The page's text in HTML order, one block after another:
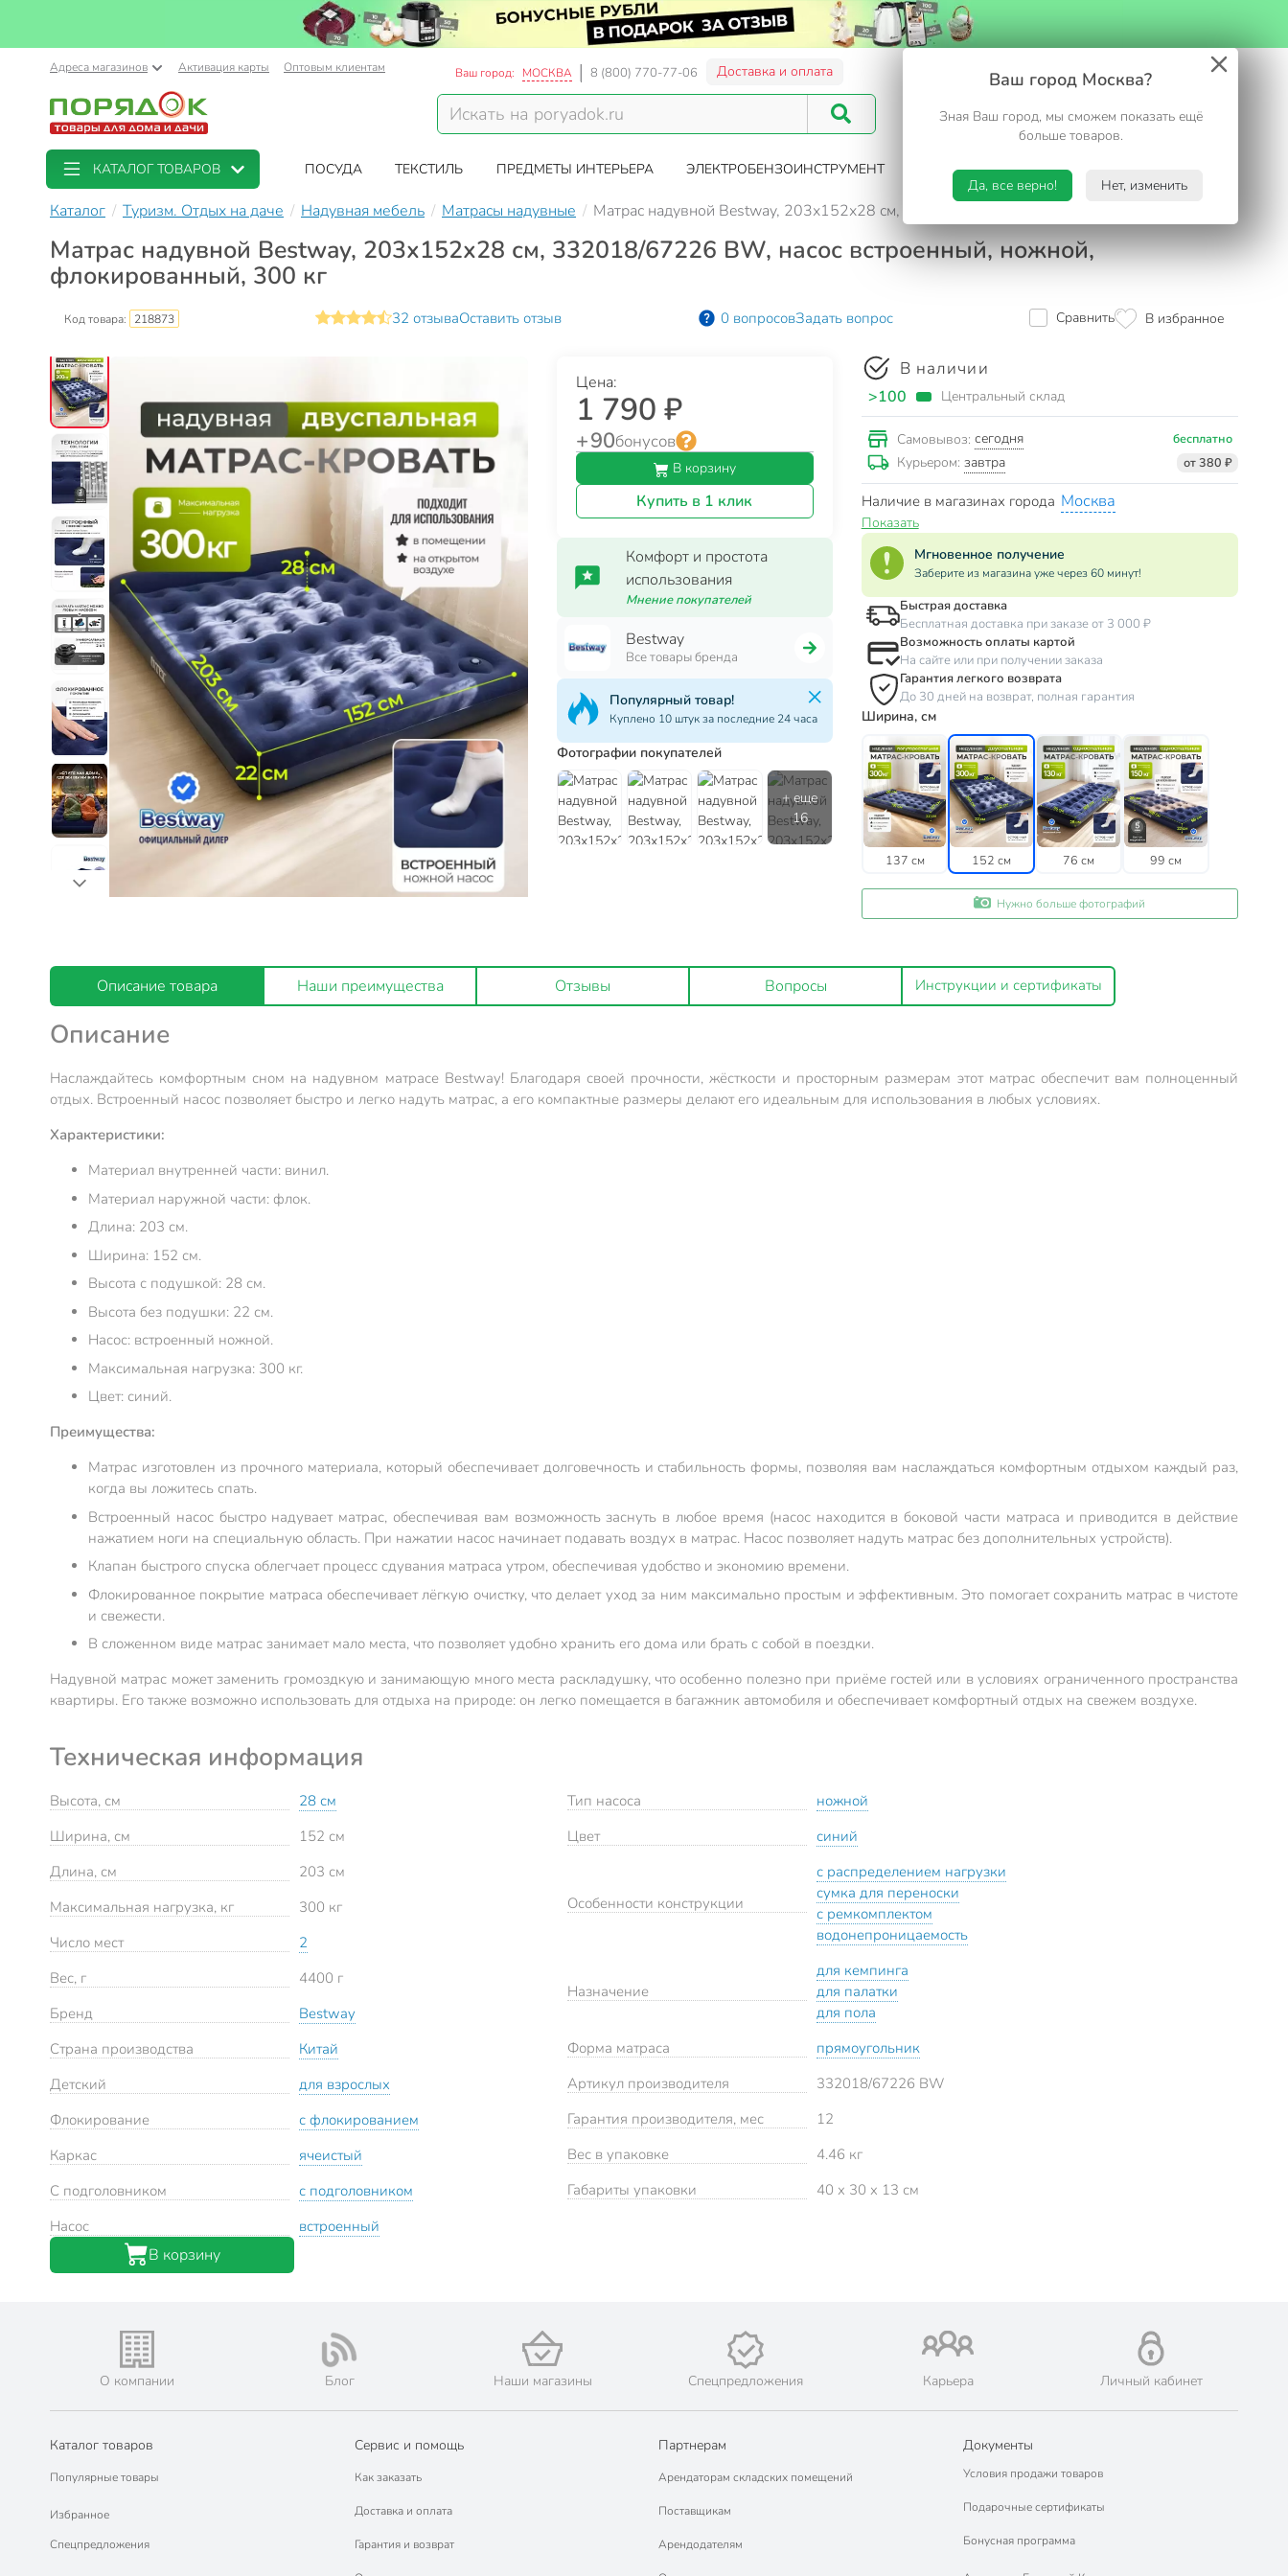
Ваш город Москва?
Зная Ваш город, мы сможем показать ещё
больше товаров.
Да, все верно! Нет, изменить
Адреса магазинов Активация карты Оптовым клиентам Ваш город: МОСКВА 8 (800) 770-77-06 Доставка и оплата
Корзина
КАТАЛОГ ТОВАРОВ ПОСУДА ТЕКСТИЛЬ ПРЕДМЕТЫ ИНТЕРЬЕРА ЭЛЕКТРОБЕНЗОИНСТРУМЕНТ САД И ОГОРОД ТУРИЗМ. ОТДЫХ НА ДАЧЕ
Каталог Туризм. Отдых на даче Надувная мебель Матрасы надувные Матрас надувной Bestway, 203х152х28 см, 332018/67226 BW, насос встроенный, ножной,
Матрас надувной Bestway, 203х152х28 см, 332018/67226 BW, насос встроенный, ножной,
флокированный, 300 кг
Код товара: 218873 32 отзываОставить отзыв 0 вопросовЗадать вопрос Сравнить В избранное
Цена:
1 790 ₽
+ 90бонусов
В корзину
Купить в 1 клик
Комфорт и простота
использования
Мнение покупателей
Bestway
Все товары бренда
Популярный товар!
Куплено 10 штук за последние 24 часа
Фотографии покупателей
В наличии
>100 Центральный склад
Самовывоз: сегодня бесплатно
Курьером: завтра от 380 ₽
Наличие в магазинах города Москва
Показать
Мгновенное получение
Заберите из магазина уже через 60 минут!
Быстрая доставка
Бесплатная доставка при заказе от 3 000 ₽
Возможность оплаты картой
На сайте или при получении заказа
Гарантия легкого возврата
До 30 дней на возврат, полная гарантия
Ширина, см
137 см 152 см 76 см 99 см
Нужно больше фотографий
Описание товара Наши преимущества Отзывы Вопросы Инструкции и сертификаты
Описание
Наслаждайтесь комфортным сном на надувном матрасе Bestway! Благодаря своей прочности, жёсткости и просторным размерам этот матрас обеспечит вам полноценный
отдых. Встроенный насос позволяет быстро и легко надуть матрас, а его компактные размеры делают его идеальным для использования в любых условиях.
Характеристики:
Материал внутренней части: винил.
Материал наружной части: флок.
Длина: 203 см.
Ширина: 152 см.
Высота с подушкой: 28 см.
Высота без подушки: 22 см.
Насос: встроенный ножной.
Максимальная нагрузка: 300 кг.
Цвет: синий.
Преимущества:
Матрас изготовлен из прочного материала, который обеспечивает долговечность и стабильность формы, позволяя вам наслаждаться комфортным отдыхом каждый раз,
когда вы ложитесь спать.
Встроенный насос быстро надувает матрас, обеспечивая вам возможность заснуть в любое время (насос находится в боковой части матраса и приводится в действие
нажатием ноги на специальную область. При нажатии насос начинает подавать воздух в матрас. Насос позволяет надуть матрас без дополнительных устройств).
Клапан быстрого спуска облегчает процесс сдувания матраса утром, обеспечивая удобство и экономию времени.
Флокированное покрытие матраса обеспечивает лёгкую очистку, что делает уход за ним максимально простым и эффективным. Это помогает сохранить матрас в чистоте
и свежести.
В сложенном виде матрас занимает мало места, что позволяет удобно хранить его дома или брать с собой в поездки.
Надувной матрас может заменить громоздкую и занимающую много места раскладушку, что особенно полезно при приёме гостей или в условиях ограниченного пространства
квартиры. Его также возможно использовать для отдыха на природе: он легко помещается в багажник автомобиля и обеспечивает комфортный отдых на свежем воздухе.
Техническая информация
Высота, см
28 см
Ширина, см
152 см
Длина, см
203 см
Максимальная нагрузка, кг
300 кг
Число мест
2
Вес, г
4400 г
Бренд
Bestway
Страна производства
Китай
Детский
для взрослых
Флокирование
с флокированием
Каркас
ячеистый
С подголовником
с подголовником
Насос
встроенный
Тип насоса
ножной
Цвет
синий
Особенности конструкции
с распределением нагрузки
сумка для переноски
с ремкомплектом
водонепроницаемость
Назначение
для кемпинга
для палатки
для пола
Форма матраса
прямоугольник
Артикул производителя
332018/67226 BW
Гарантия производителя, мес
12
Вес в упаковке
4.46 кг
Габариты упаковки
40 x 30 x 13 см
В корзину
О компании Блог Наши магазины Спецпредложения Карьера Личный кабинет
Каталог товаров
Популярные товары
Избранное
Спецпредложения
Сервис и помощь
Как заказать
Доставка и оплата
Гарантия и возврат
Партнерам
Арендаторам складских помещений
Поставщикам
Арендодателям
Документы
Условия продажи товаров
Подарочные сертификаты
Бонусная программа